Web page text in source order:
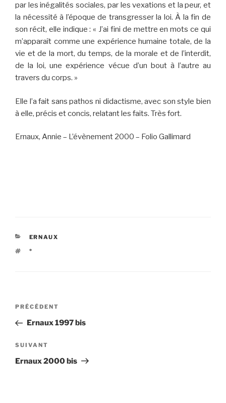
par les inégalités sociales, par les vexations et la peur, et
la nécessité à l’époque de transgresser la loi. À la fin de
son récit, elle indique : « J’ai fini de mettre en mots ce qui
m’apparaît comme une expérience humaine totale, de la
vie et de la mort, du temps, de la morale et de l’interdit,
de la loi, une expérience vécue d’un bout à l’autre au
travers du corps. »
Elle l’a fait sans pathos ni didactisme, avec son style bien
à elle, précis et concis, relatant les faits. Très fort.
Ernaux, Annie – L’évènement 2000 – Folio Gallimard
CATÉGORIES
ERNAUX
ÉTIQUETTES
°
Navigation
l’article
Article
précédent
PRÉCÉDENT
Ernaux 1997 bis
Article
suivant
SUIVANT
Ernaux 2000 bis